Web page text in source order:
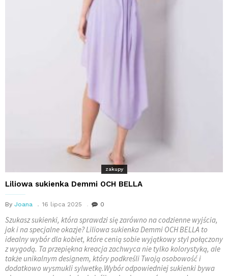
zakupy
Liliowa sukienka Demmi OCH BELLA
By Joana 16 lipca 2025 0
Szukasz sukienki, która sprawdzi się zarówno na codzienne wyjścia,
jak i na specjalne okazje? Liliowa sukienka Demmi OCH BELLA to
idealny wybór dla kobiet, które cenią sobie wyjątkowy styl połączony
z wygodą. Ta przepiękna kreacja zachwyca nie tylko kolorystyką, ale
także unikalnym designem, który podkreśli Twoją osobowość i
dodatkowo wysmukli sylwetkę.Wybór odpowiedniej sukienki bywa